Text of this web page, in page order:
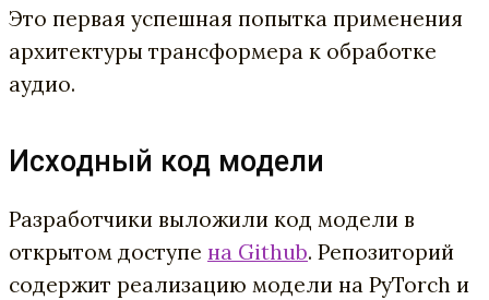
Это первая успешная попытка применения
архитектуры трансформера к обработке
аудио.
Исходный код модели
Разработчики выложили код модели в
открытом доступе на Github. Репозиторий
содержит реализацию модели на PyTorch и